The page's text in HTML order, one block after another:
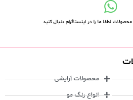
لطفا ما را در اینستاگرام دنبال کنید
محصولات آرایشی
انواع رنگ مو